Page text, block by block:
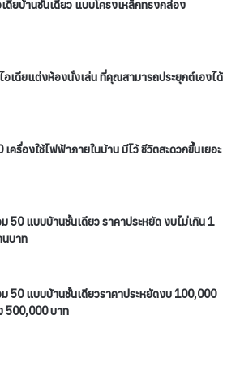
เดียบ้านชั้นเดียว แบบโครงเหล็กทรงกล่อง
อเดียแต่งห้องนั่งเล่น ที่คุณสามารถประยุกต์เองได้
เครื่องใช้ไฟฟ้าภายในบ้าน มีไว้ ชีวิตสะดวกขึ้นเยอะ
50 แบบบ้านชั้นเดียว ราคาประหยัด งบไม่เกิน 1
นบาท
ม 50 แบบบ้านชั้นเดียวราคาประหยัดงบ 100,000
500,000 บาท